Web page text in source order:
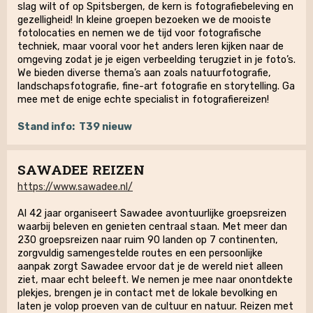
slag wilt of op Spitsbergen, de kern is fotografiebeleving en
gezelligheid! In kleine groepen bezoeken we de mooiste
fotolocaties en nemen we de tijd voor fotografische
techniek, maar vooral voor het anders leren kijken naar de
omgeving zodat je je eigen verbeelding terugziet in je foto’s.
We bieden diverse thema’s aan zoals natuurfotografie,
landschapsfotografie, fine-art fotografie en storytelling. Ga
mee met de enige echte specialist in fotografiereizen!
Stand info: T39 nieuw
SAWADEE REIZEN
https://www.sawadee.nl/
Al 42 jaar organiseert Sawadee avontuurlijke groepsreizen
waarbij beleven en genieten centraal staan. Met meer dan
230 groepsreizen naar ruim 90 landen op 7 continenten,
zorgvuldig samengestelde routes en een persoonlijke
aanpak zorgt Sawadee ervoor dat je de wereld niet alleen
ziet, maar echt beleeft. We nemen je mee naar onontdekte
plekjes, brengen je in contact met de lokale bevolking en
laten je volop proeven van de cultuur en natuur. Reizen met